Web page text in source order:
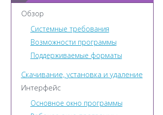
Обзор
Системные требования
Возможности программы
Поддерживаемые форматы
Скачивание, установка и удаление
Интерфейс
Основное окно программы